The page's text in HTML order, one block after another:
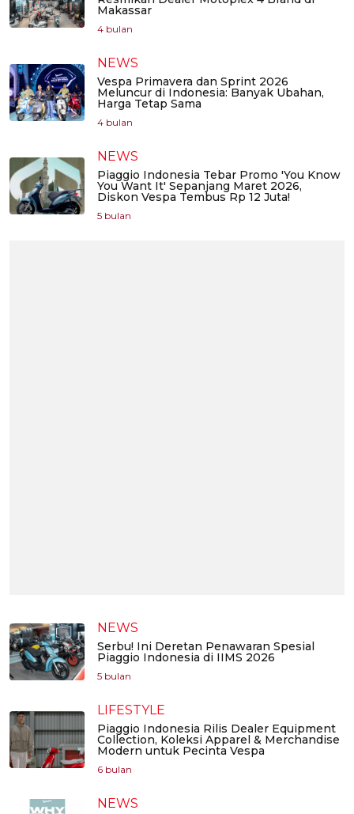
Makassar
4 bulan
NEWS
Vespa Primavera dan Sprint 2026
Meluncur di Indonesia: Banyak Ubahan,
Harga Tetap Sama
4 bulan
NEWS
Piaggio Indonesia Tebar Promo 'You Know
You Want It' Sepanjang Maret 2026,
Diskon Vespa Tembus Rp 12 Juta!
5 bulan
NEWS
Serbu! Ini Deretan Penawaran Spesial
Piaggio Indonesia di IIMS 2026
5 bulan
LIFESTYLE
Piaggio Indonesia Rilis Dealer Equipment
Collection, Koleksi Apparel & Merchandise
Modern untuk Pecinta Vespa
6 bulan
NEWS